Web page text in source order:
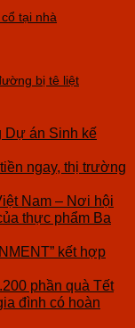
tại nhà
bị tê liệt
Dự án Sinh kế
ngay, thị trường
Nam – Nơi hội
thực phẩm Ba
kết hợp
phần quà Tết
đình có hoàn